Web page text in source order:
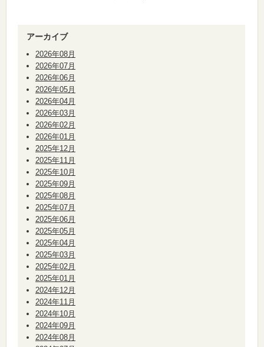
アーカイブ
2026年08月
2026年07月
2026年06月
2026年05月
2026年04月
2026年03月
2026年02月
2026年01月
2025年12月
2025年11月
2025年10月
2025年09月
2025年08月
2025年07月
2025年06月
2025年05月
2025年04月
2025年03月
2025年02月
2025年01月
2024年12月
2024年11月
2024年10月
2024年09月
2024年08月